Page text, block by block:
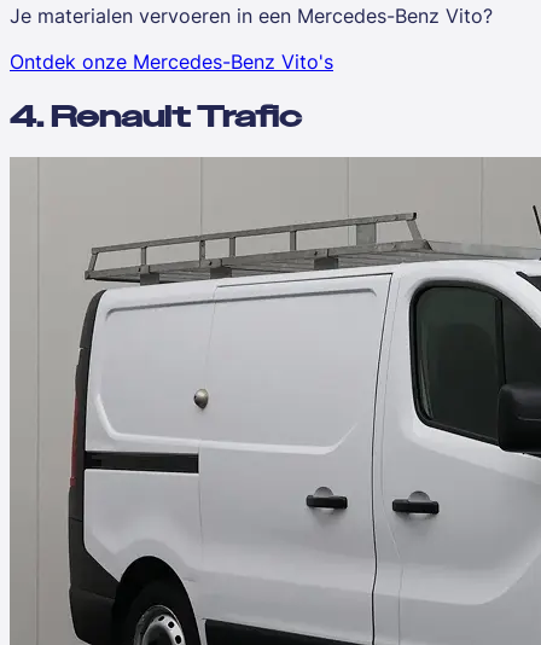
Je materialen vervoeren in een Mercedes-Benz Vito?
Ontdek onze Mercedes-Benz Vito's
4. Renault Trafic